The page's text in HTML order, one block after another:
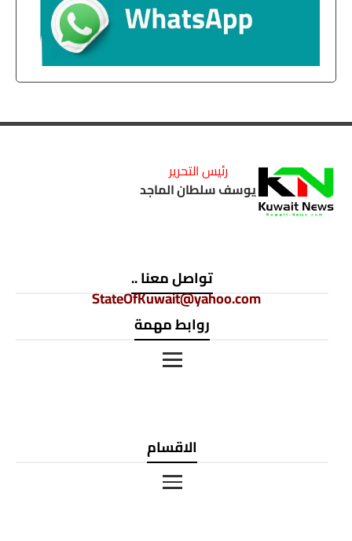
رئيس التحرير
يوسف سلطان الماجد
تواصل معنا ..
StateOfKuwait@yahoo.com
روابط مهمة
الاقسام